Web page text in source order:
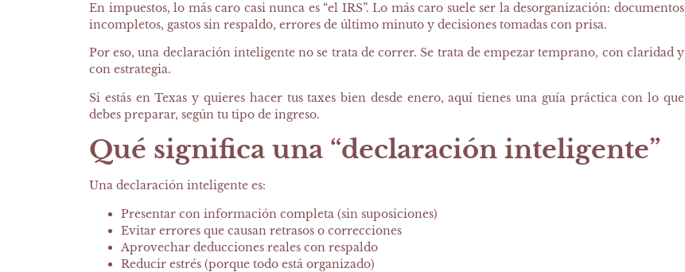
En impuestos, lo más caro casi nunca es “el IRS”. Lo más caro suele ser la desorganización: documentos
incompletos, gastos sin respaldo, errores de último minuto y decisiones tomadas con prisa.
Por eso, una declaración inteligente no se trata de correr. Se trata de empezar temprano, con claridad y
con estrategia.
Si estás en Texas y quieres hacer tus taxes bien desde enero, aquí tienes una guía práctica con lo que
debes preparar, según tu tipo de ingreso.
Qué significa una “declaración inteligente”
Una declaración inteligente es:
Presentar con información completa (sin suposiciones)
Evitar errores que causan retrasos o correcciones
Aprovechar deducciones reales con respaldo
Reducir estrés (porque todo está organizado)